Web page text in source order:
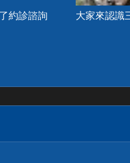
約診諮詢
大家來認識